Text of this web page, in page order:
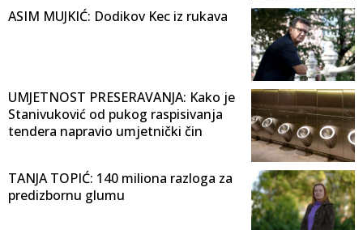
ASIM MUJKIĆ: Dodikov Kec iz rukava
UMJETNOST PRESERAVANJA: Kako je
Stanivuković od pukog raspisivanja
tendera napravio umjetnički čin
TANJA TOPIĆ: 140 miliona razloga za
predizbornu glumu